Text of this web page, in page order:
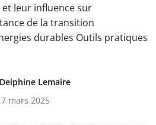
leur influence sur
de la transition
durables Outils pratiques
Delphine Lemaire
mars 2025